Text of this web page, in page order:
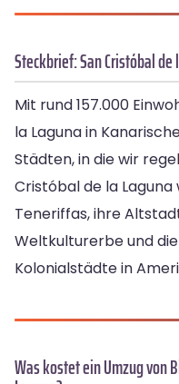
Steckbrief: San Cristóbal de
Mit rund 157.000
la Laguna in
Städten, in die wir
Cristóbal de la
Teneriffas, ihre
Weltkulturerbe und
Kolonialstädte in
Was kostet ein Umzug von